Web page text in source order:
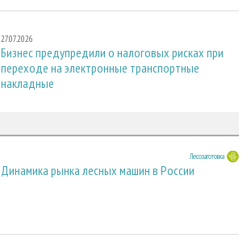
27.07.2026
Бизнес предупредили о налоговых рисках при
переходе на электронные транспортные
накладные
Лесозаготовка
Динамика рынка лесных машин в России